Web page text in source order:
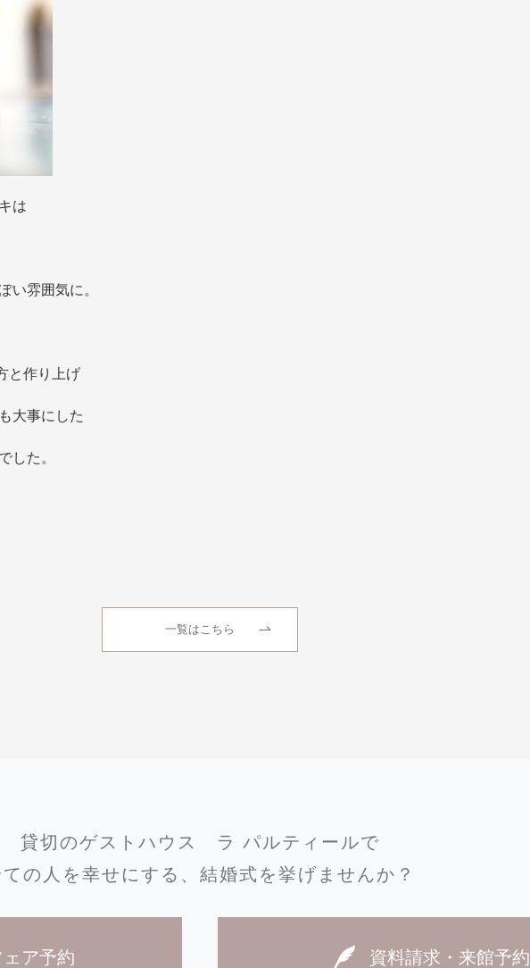
は
い雰囲気に。
と作り上げ
大事にした
した。
一覧はこちら
貸切のゲストハウス
ラ パルティールで
の人を幸せにする、 結婚式を挙げませんか？
ア予約 資料請求・来館予約